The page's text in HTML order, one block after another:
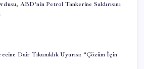
ABD’nin Petrol Tankerine Saldırısını
Dair Tıkanıklık Uyarısı: “Çözüm İçin